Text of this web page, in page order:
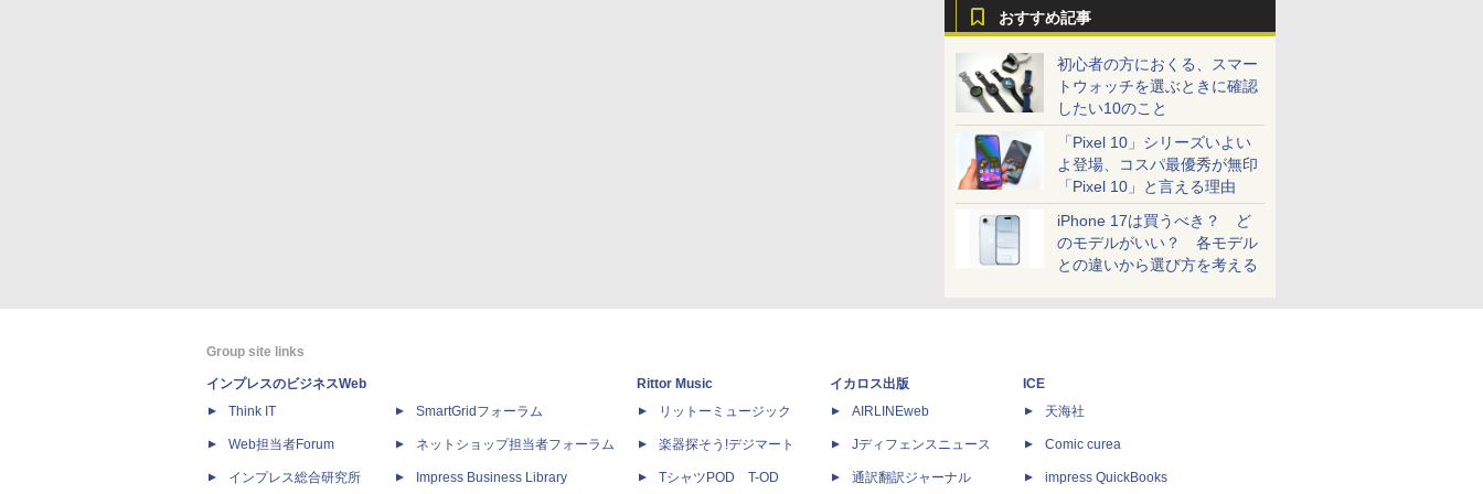
おすすめ記事
初心者の方におくる、スマー
トウォッチを選ぶときに確認
したい10のこと
「Pixel 10」シリーズいよい
よ登場、コスパ最優秀が無印
「Pixel 10」と言える理由
iPhone 17は買うべき？ ど
のモデルがいい？ 各モデル
との違いから選び方を考える
Group site links
インプレスのビジネスWeb
Think IT
Web担当者Forum
インプレス総合研究所
SmartGridフォーラム
ネットショップ担当者フォーラム
Impress Business Library
Rittor Music
リットーミュージック
楽器探そう!デジマート
TシャツPOD T-OD
イカロス出版
AIRLINEweb
Jディフェンスニュース
通訳翻訳ジャーナル
ICE
天海社
Comic curea
impress QuickBooks